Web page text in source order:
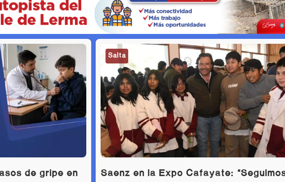
de gripe en
Salta
Sáenz en la Expo Cafayate: